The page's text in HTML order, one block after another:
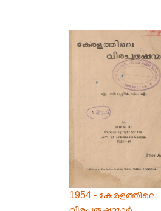
1954 - കേരളത്തിലെ